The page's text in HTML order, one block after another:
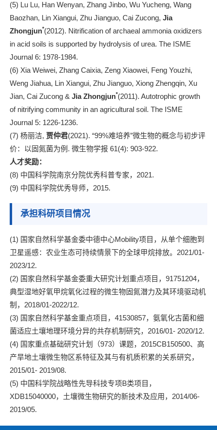
(5) Lu Lu, Han Wenyan, Zhang Jinbo, Wu Yucheng, Wang
Baozhan, Lin Xiangui, Zhu Jianguo, Cai Zucong, Jia
Zhongjun*(2012). Nitrification of archaeal ammonia oxidizers
in acid soils is supported by hydrolysis of urea. The ISME
Journal 6: 1978-1984.
(6) Xia Weiwei, Zhang Caixia, Zeng Xiaowei, Feng Youzhi,
Weng Jiahua, Lin Xiangui, Zhu Jianguo, Xiong Zhengqin, Xu
Jian, Cai Zucong & Jia Zhongjun*(2011). Autotrophic growth
of nitrifying community in an agricultural soil. The ISME
Journal 5: 1226-1236.
(7) 杨丽洁, 贾仲君(2021). “99%难培养”微生物的概念与初步评
价：以固氮菌为例. 微生物学报 61(4): 903-922.
人才奖励：
(8) 中国科学院南京分院优秀科普专家，2021.
(9) 中国科学院优秀导师，2015.
承担科研项目情况
(1) 国家自然科学基金委中德中心Mobility项目，从单个细胞到
卫星遥感：农业生态可持续情景下的全球甲烷排放。2021/01-
2023/12.
(2) 国家自然科学基金委重大研究计划重点项目，91751204，
典型湿地好氧甲烷氧化过程的微生物固氮潜力及其环境驱动机
制，2018/01-2022/12.
(3) 国家自然科学基金重点项目，41530857，氨氧化古菌和细
菌适应土壤地理环境分异的共存机制研究，2016/01- 2020/12.
(4) 国家重点基础研究计划（973）课题，2015CB150500、高
产旱地土壤微生物区系特征及其与有机质积累的关系研究，
2015/01- 2019/08.
(5) 中国科学院战略性先导科技专项B类项目，
XDB15040000，土壤微生物研究的新技术及应用，2014/06-
2019/05.